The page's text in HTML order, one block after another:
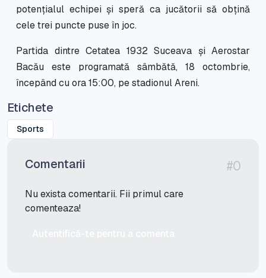
potențialul echipei și speră ca jucătorii să obțină
cele trei puncte puse în joc.
Partida dintre Cetatea 1932 Suceava și Aerostar
Bacău este programată sâmbătă, 18 octombrie,
începând cu ora 15:00, pe stadionul Areni.
Etichete
Sports
Comentarii #0
Nu exista comentarii. Fii primul care
comenteaza!